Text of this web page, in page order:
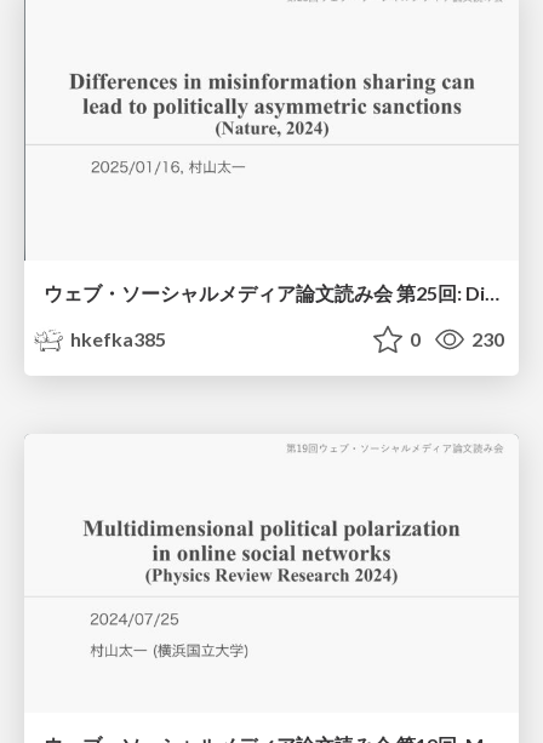
ウェブ・ソーシャルメディア論文読み会 第25回: Differences in misinformation sharing can lead to politically asymmetric sanctions (Nature, 2024)
hkefka385
0 230